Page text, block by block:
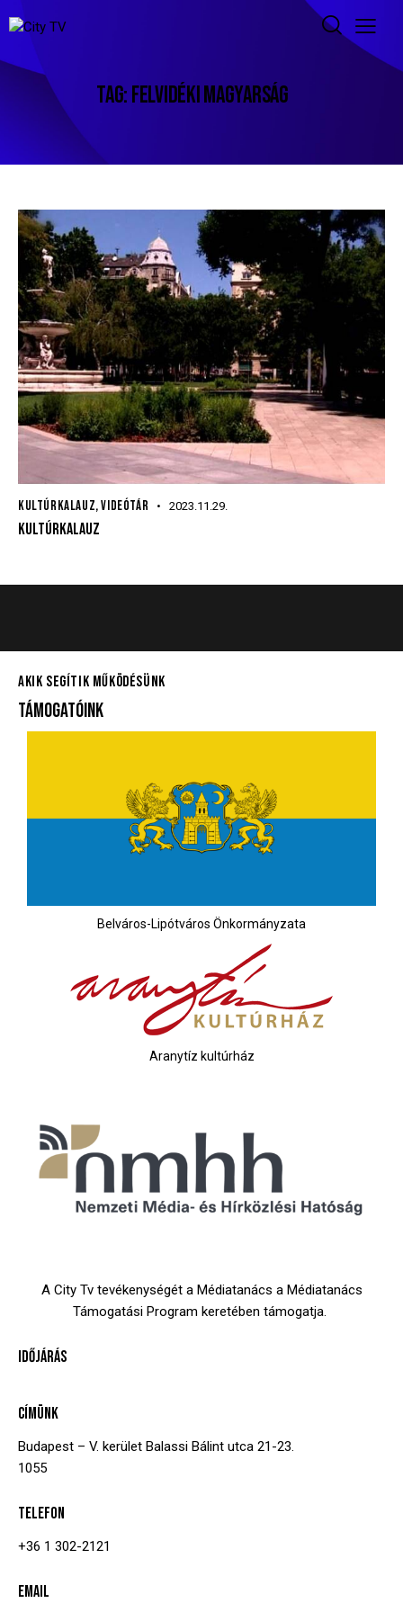
TAG: FELVIDÉKI MAGYARSÁG
KULTÚRKALAUZ,VIDEÓTÁR 2023.11.29.
KULTÚRKALAUZ
AKIK SEGÍTIK MŰKÖDÉSÜNK
TÁMOGATÓINK
Belváros-Lipótváros Önkormányzata
Aranytíz kultúrház
A City Tv tevékenységét a Médiatanács a Médiatanács
Támogatási Program keretében támogatja.
IDŐJÁRÁS
CÍMÜNK
Budapest – V. kerület Balassi Bálint utca 21-23.
1055
TELEFON
+36 1 302-2121
EMAIL